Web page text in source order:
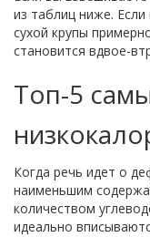
из таблиц ниже.
сухой крупы
становится вдвое-
Топ-5
Когда речь идет о
наименьшим
количеством
идеально